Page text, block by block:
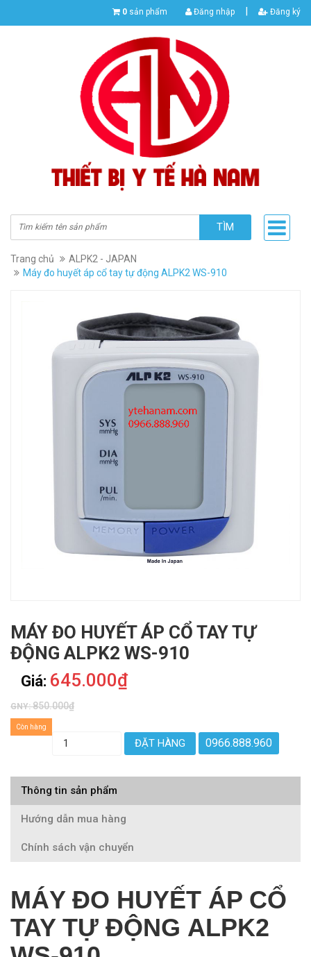
0 sản phẩm Đăng nhập | Đăng ký
TÌM
Trang chủ
ALPK2 - JAPAN
Máy đo huyết áp cổ tay tự động ALPK2 WS-910
MÁY ĐO HUYẾT ÁP CỔ TAY TỰ
ĐỘNG ALPK2 WS-910
Giá: 645.000₫
GNY:850.000₫
Còn hàng
ĐẶT HÀNG 0966.888.960
Thông tin sản phẩm
Hướng dẫn mua hàng
Chính sách vận chuyển
MÁY ĐO HUYẾT ÁP CỔ
TAY TỰ ĐỘNG ALPK2